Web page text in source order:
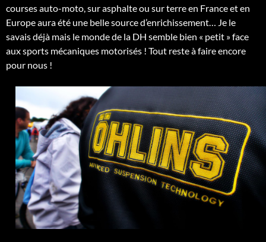
courses auto-moto, sur asphalte ou sur terre en France et en
Europe aura été une belle source d’enrichissement… Je le
savais déjà mais le monde de la DH semble bien « petit » face
aux sports mécaniques motorisés ! Tout reste à faire encore
pour nous !